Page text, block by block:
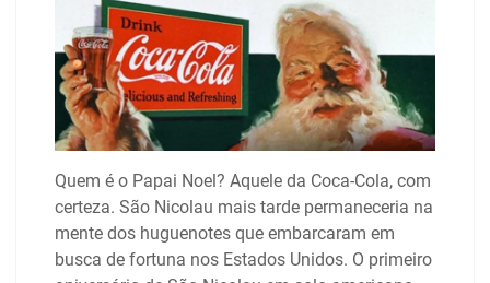
Quem é o Papai Noel? Aquele da Coca-Cola, com
certeza. São Nicolau mais tarde permaneceria na
mente dos huguenotes que embarcaram em
busca de fortuna nos Estados Unidos. O primeiro